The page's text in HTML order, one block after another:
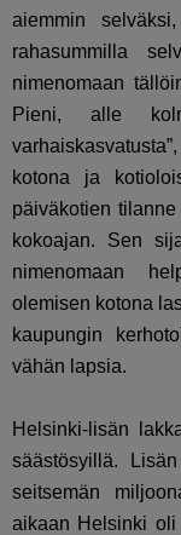
aiemmin
rahasummilla
nimenomaan
Pieni, alle
kotona ja
päiväkotien
kokoajan. Sen
nimenomaan
olemisen kotona
kaupungin
vähän lapsia.
Helsinki-lisän
säästösyillä.
seitsemän
aikaan Helsinki oli